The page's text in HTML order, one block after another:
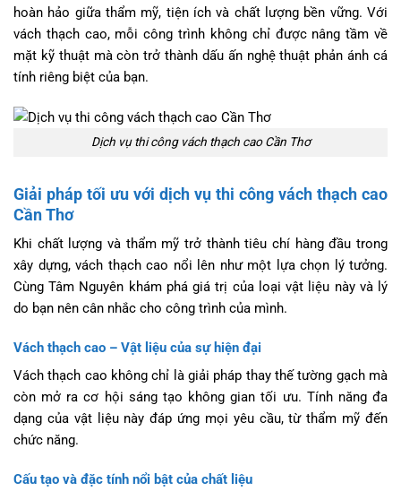
hoàn hảo giữa thẩm mỹ, tiện ích và chất lượng bền vững. Với
vách thạch cao, mỗi công trình không chỉ được nâng tầm về
mặt kỹ thuật mà còn trở thành dấu ấn nghệ thuật phản ánh cá
tính riêng biệt của bạn.
Dịch vụ thi công vách thạch cao Cần Thơ
Giải pháp tối ưu với dịch vụ thi công vách thạch cao
Cần Thơ
Khi chất lượng và thẩm mỹ trở thành tiêu chí hàng đầu trong
xây dựng, vách thạch cao nổi lên như một lựa chọn lý tưởng.
Cùng Tâm Nguyên khám phá giá trị của loại vật liệu này và lý
do bạn nên cân nhắc cho công trình của mình.
Vách thạch cao – Vật liệu của sự hiện đại
Vách thạch cao không chỉ là giải pháp thay thế tường gạch mà
còn mở ra cơ hội sáng tạo không gian tối ưu. Tính năng đa
dạng của vật liệu này đáp ứng mọi yêu cầu, từ thẩm mỹ đến
chức năng.
Cấu tạo và đặc tính nổi bật của chất liệu